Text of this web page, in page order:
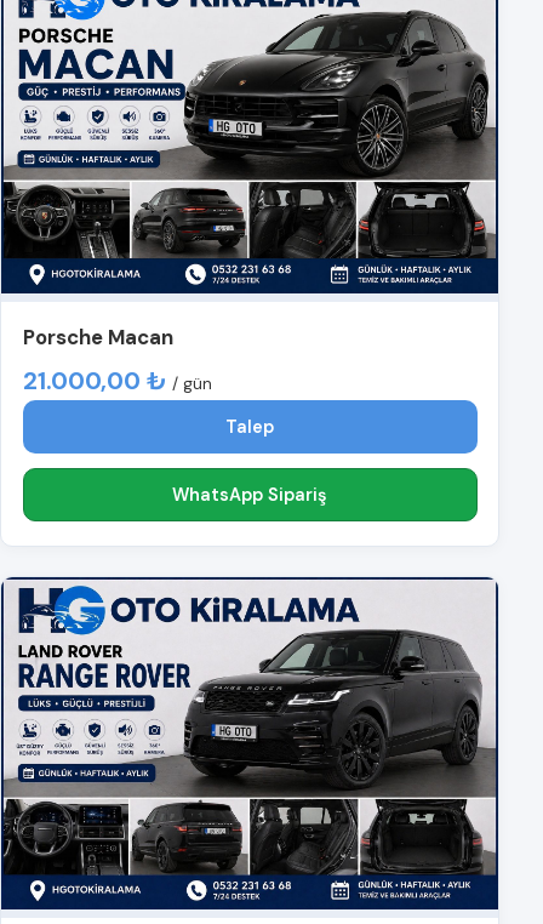
Porsche Macan
21.000,00 ₺ / gün
Talep
WhatsApp Sipariş